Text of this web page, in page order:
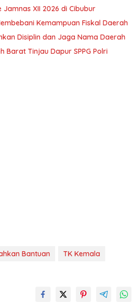
XII 2026 di Cibubur
Kemampuan Fiskal Daerah
Disiplin dan Jaga Nama Daerah
Barat Tinjau Dapur SPPG Polri
Bantuan TK Kemala